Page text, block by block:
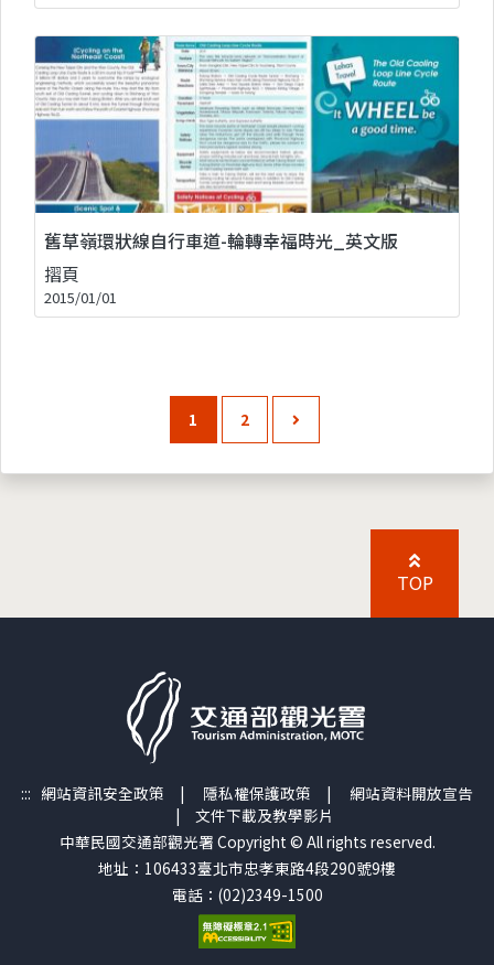
舊草嶺環狀線自行車道-輪轉幸福時光_英文版
摺頁
2015/01/01
1 2
TOP
::: 網站資訊安全政策 | 隱私權保護政策 | 網站資料開放宣告
| 文件下載及教學影片
中華民國交通部觀光署 Copyright © All rights reserved.
地址：106433臺北市忠孝東路4段290號9樓
電話：(02)2349-1500